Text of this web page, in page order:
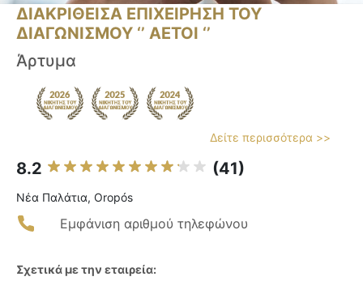
ΔΙΑΚΡΙΘΕΙΣΑ ΕΠΙΧΕΙΡΗΣΗ ΤΟΥ
ΔΙΑΓΩΝΙΣΜΟΥ ‘’ ΑΕΤΟΙ ‘’
Άρτυμα
Δείτε περισσότερα >>
8.2 (41)
Νέα Παλάτια, Oropós
Εμφάνιση αριθμού τηλεφώνου
Σχετικά με την εταιρεία: